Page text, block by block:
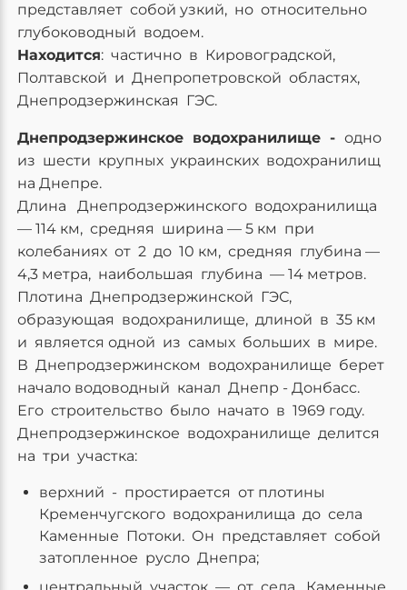
представляет собой узкий, но относительно
глубоководный водоем.
Находится: частично в Кировоградской,
Полтавской и Днепропетровской областях,
Днепродзержинская ГЭС.
Днепродзержинское водохранилище - одно
из шести крупных украинских водохранилищ
на Днепре.
Длина Днепродзержинского водохранилища
— 114 км, средняя ширина — 5 км при
колебаниях от 2 до 10 км, средняя глубина —
4,3 метра, наибольшая глубина — 14 метров.
Плотина Днепродзержинской ГЭС,
образующая водохранилище, длиной в 35 км
и является одной из самых больших в мире.
В Днепродзержинском водохранилище берет
начало водоводный канал Днепр - Донбасс.
Его строительство было начато в 1969 году.
Днепродзержинское водохранилище делится
на три участка:
верхний - простирается от плотины
Кременчугского водохранилища до села
Каменные Потоки. Он представляет собой
затопленное русло Днепра;